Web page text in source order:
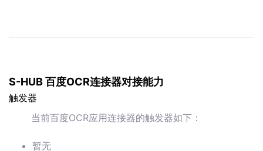
S-HUB 百度OCR连接器对接能力
触发器
当前百度OCR应用连接器的触发器如下：
暂无